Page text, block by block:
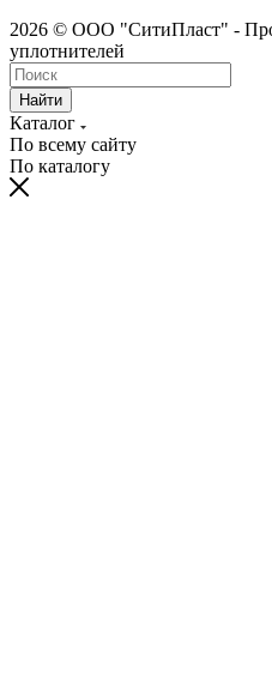
2026 © ООО "СитиПласт" -
уплотнителей
Найти
Каталог
По всему сайту
По каталогу